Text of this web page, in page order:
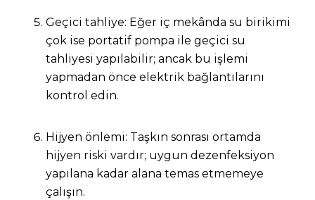
Geçici tahliye: Eğer iç mekânda su birikimi
çok ise portatif pompa ile geçici su
tahliyesi yapılabilir; ancak bu işlemi
yapmadan önce elektrik bağlantılarını
kontrol edin.
Hijyen önlemi: Taşkın sonrası ortamda
hijyen riski vardır; uygun dezenfeksiyon
yapılana kadar alana temas etmemeye
çalışın.